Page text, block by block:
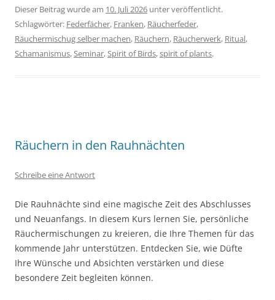
Dieser Beitrag wurde am 10. Juli 2026 unter veröffentlicht.
Schlagwörter: Federfächer, Franken, Räucherfeder,
Räuchermischug selber machen, Räuchern, Räucherwerk, Ritual,
Schamanismus,Seminar,Spirit of Birds,spirit of plants.
Räuchern in den Rauhnächten
Schreibe eine Antwort
Die Rauhnächte sind eine magische Zeit des Abschlusses
und Neuanfangs. In diesem Kurs lernen Sie, persönliche
Räuchermischungen zu kreieren, die Ihre Themen für das
kommende Jahr unterstützen. Entdecken Sie, wie Düfte
Ihre Wünsche und Absichten verstärken und diese
besondere Zeit begleiten können.